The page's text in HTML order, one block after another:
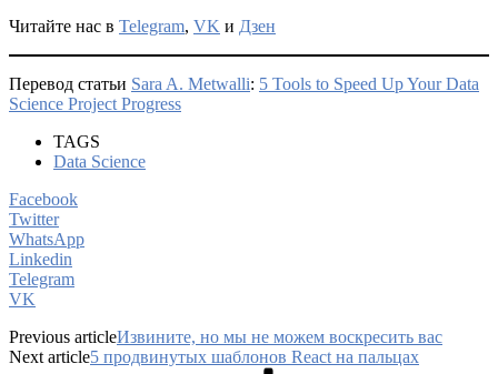
Читайте нас в Telegram, VK и Дзен
Перевод статьи Sara A. Metwalli: 5 Tools to Speed Up Your Data
Science Project Progress
TAGS
Data Science
Facebook
Twitter
WhatsApp
Linkedin
Telegram
VK
Previous articleИзвините, но мы не можем воскресить вас
Next article5 продвинутых шаблонов React на пальцах